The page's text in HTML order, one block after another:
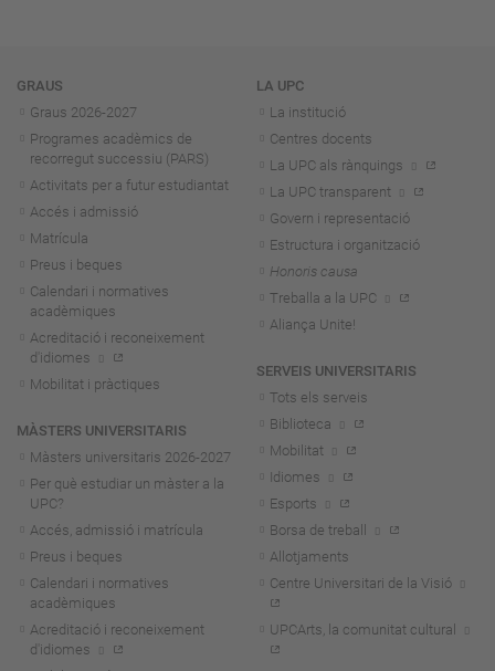
Navegació
GRAUS
Graus 2026-2027
Programes acadèmics de
recorregut successiu (PARS)
Activitats per a futur estudiantat
Accés i admissió
Matrícula
Preus i beques
Calendari i normatives
acadèmiques
Acreditació i reconeixement
d'idiomes
Mobilitat i pràctiques
MÀSTERS UNIVERSITARIS
Màsters universitaris 2026-2027
Per què estudiar un màster a la
UPC?
Accés, admissió i matrícula
Preus i beques
Calendari i normatives
acadèmiques
Acreditació i reconeixement
d'idiomes
LA UPC
La institució
Centres docents
La UPC als rànquings
La UPC transparent
Govern i representació
Estructura i organització
Honoris causa
Treballa a la UPC
Aliança Unite!
SERVEIS UNIVERSITARIS
Tots els serveis
Biblioteca
Mobilitat
Idiomes
Esports
Borsa de treball
Allotjaments
Centre Universitari de la Visió
UPCArts, la comunitat cultural